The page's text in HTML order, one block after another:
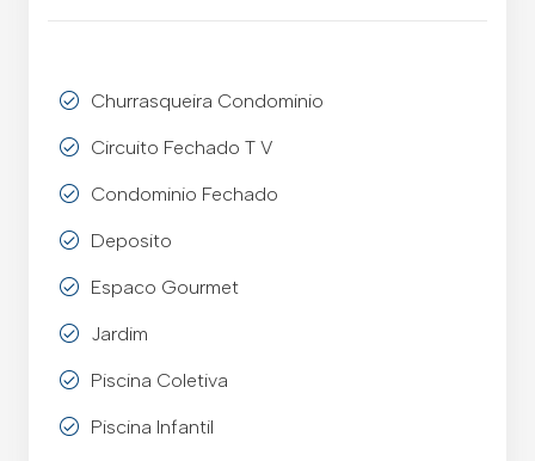
Churrasqueira Condominio
Circuito Fechado T V
Condominio Fechado
Deposito
Espaco Gourmet
Jardim
Piscina Coletiva
Piscina Infantil